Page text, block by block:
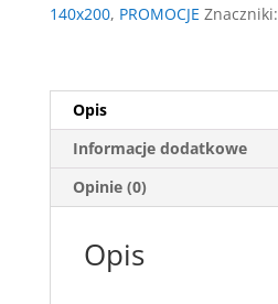
140x200, PROMOCJE Znaczniki:
Opis
Informacje dodatkowe
Opinie (0)
Opis